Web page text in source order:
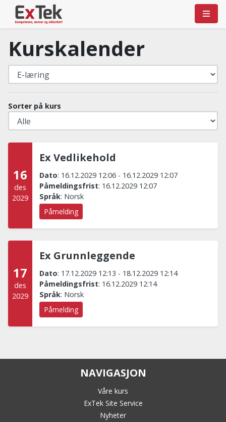
Kurskalender
Sorter på kurs
16
des
2029
Ex Vedlikehold
Dato: 16.12.2029 12:06 - 16.12.2029 12:07
Påmeldingsfrist: 16.12.2029 12:07
Språk: Norsk
Påmelding
17
des
2029
Ex Grunnleggende
Dato: 17.12.2029 12:13 - 18.12.2029 12:14
Påmeldingsfrist: 16.12.2029 12:14
Språk: Norsk
Påmelding
NAVIGASJON
Våre kurs
ExTek Site Service
Nyheter